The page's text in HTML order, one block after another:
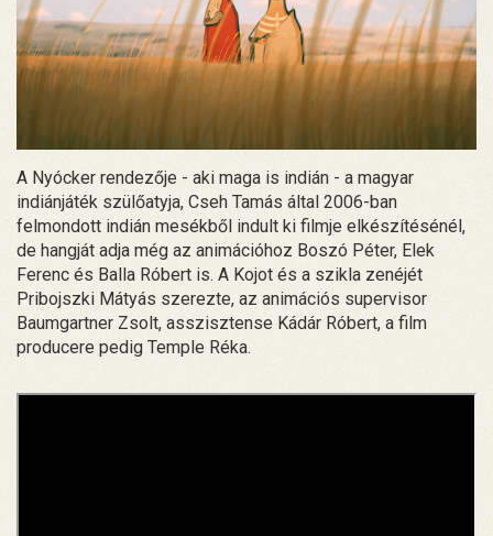
A Nyócker rendezője - aki maga is indián - a magyar
indiánjáték szülőatyja, Cseh Tamás által 2006-ban
felmondott indián mesékből indult ki filmje elkészítésénél,
de hangját adja még az animációhoz Boszó Péter, Elek
Ferenc és Balla Róbert is. A Kojot és a szikla zenéjét
Pribojszki Mátyás szerezte, az animációs supervisor
Baumgartner Zsolt, asszisztense Kádár Róbert, a film
producere pedig Temple Réka.